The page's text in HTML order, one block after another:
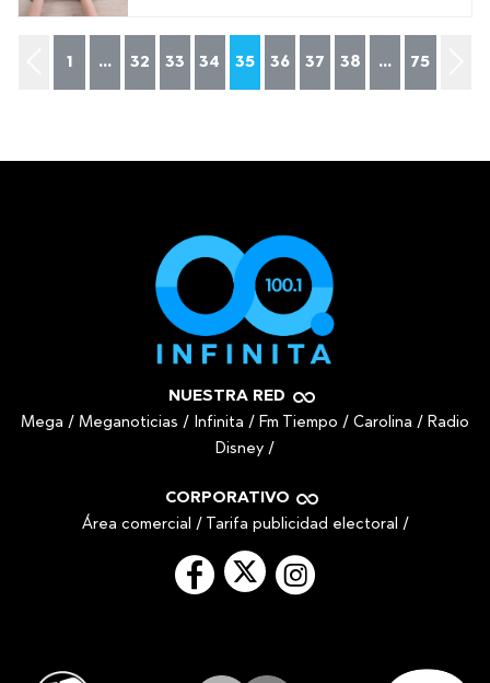
1 ... 32 33 34 35 36 37 38 ... 75
NUESTRA RED
Mega / Meganoticias / Infinita / Fm Tiempo / Carolina / Radio
Disney /
CORPORATIVO
Área comercial / Tarifa publicidad electoral /